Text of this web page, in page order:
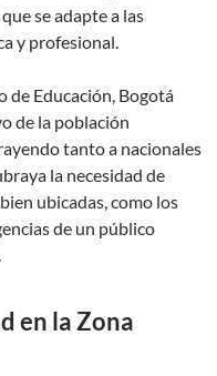
se adapte a las
y profesional.
de Educación, Bogotá
de la población
tanto a nacionales
la necesidad de
ubicadas, como los
de un público
en la Zona